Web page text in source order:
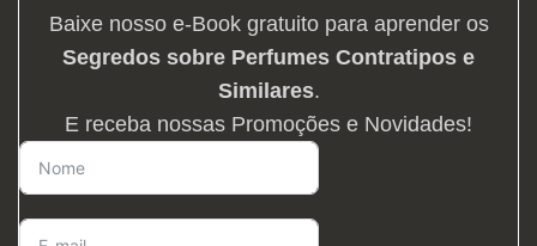
Baixe nosso e-Book gratuito para aprender os
Segredos sobre Perfumes Contratipos e
Similares.
E receba nossas Promoções e Novidades!